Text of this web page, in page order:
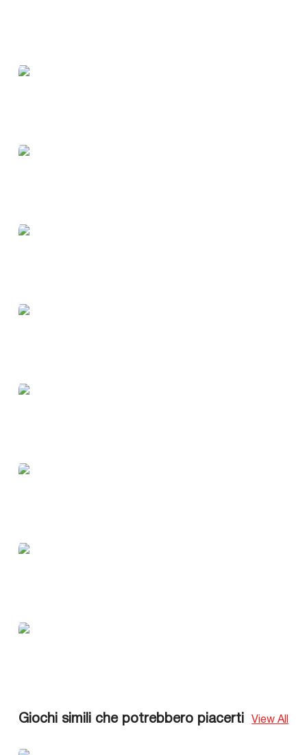
Giochi simili che potrebbero piacerti View All